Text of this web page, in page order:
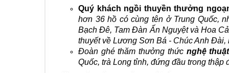
Quý khách ngồi thuyền thưởng
hơn 36 hồ có cùng tên ở Trung Quốc,
Bạch Đê, Tam Đàn Ấn Nguyệt và Hoa
thuyết về Lương Sơn Bá - Chúc Anh
Đoàn ghé thăm thưởng thức nghệ
Quốc, trà Long tỉnh, đứng đầu trong thập